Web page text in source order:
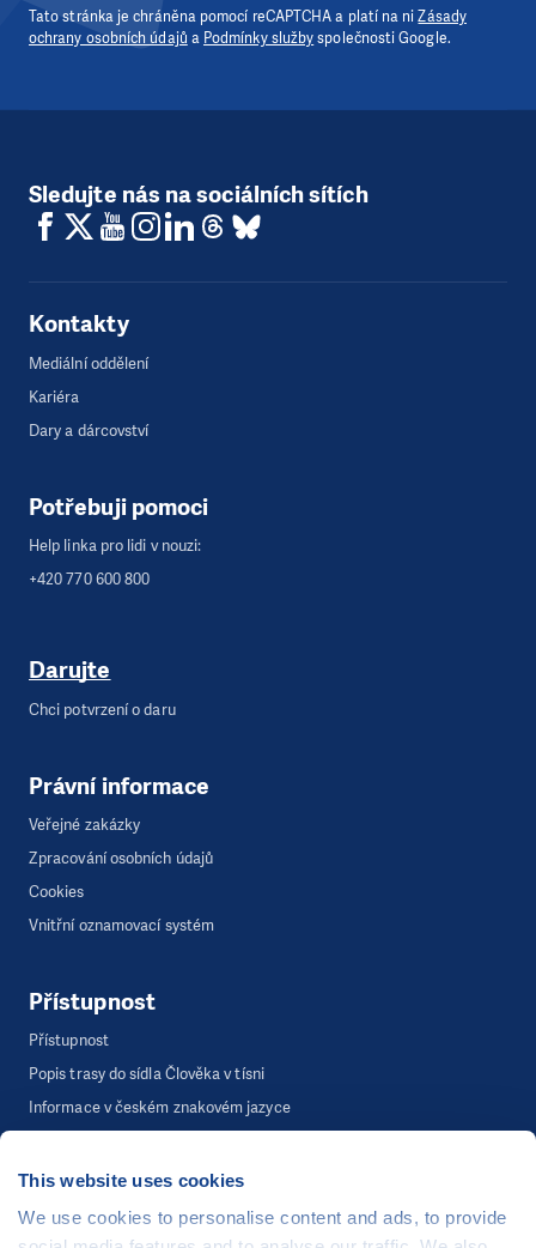
This website uses cookies
We use cookies to personalise content and ads, to provide
Tato stránka je chráněna pomocí reCAPTCHA a platí na niZásady
ochrany osobních údajů a Podmínky službyspolečnosti Google.
Sledujte nás na sociálních sítích
Kontakty
Mediální oddělení
Kariéra
Dary a dárcovství
Potřebuji pomoci
Help linka pro lidi v nouzi:
+420 770 600 800
Darujte
Chci potvrzení o daru
Právní informace
Veřejné zakázky
Zpracování osobních údajů
Cookies
Vnitřní oznamovací systém
Přístupnost
Přístupnost
Popis trasy do sídla Člověka v tísni
Informace v českém znakovém jazyce
Webová stránka běží na bezplatně poskytnutém server hostingu od